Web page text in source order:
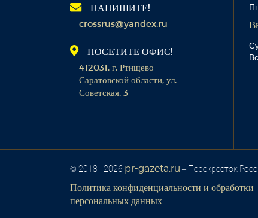
НАПИШИТЕ!
crossrus@yandex.ru
ПОСЕТИТЕ ОФИС!
412031, г. Ртищево
Саратовской области, ул.
Советская, 3
© 2018 - 2026 pr-gazeta.ru – Перекресток
Политика конфиденциальности и обработки
персональных данных